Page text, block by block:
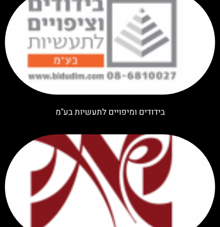
בידודים ומיפויים לתעשיות בע"מ